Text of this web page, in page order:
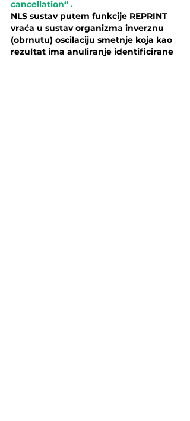
cancellation“ .
NLS sustav putem funkcije REPRINT
vraća u sustav organizma inverznu
(obrnutu) oscilaciju smetnje koja kao
rezultat ima anuliranje identificirane